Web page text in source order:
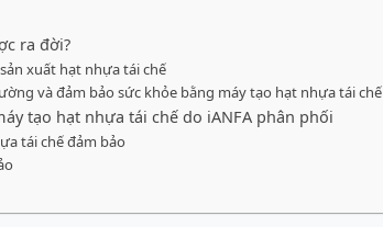
ra đời?
xuất hạt nhựa tái chế
và đảm bảo sức khỏe bằng máy tạo hạt nhựa tái chế
tạo hạt nhựa tái chế do iANFA phân phối
tái chế đảm bảo